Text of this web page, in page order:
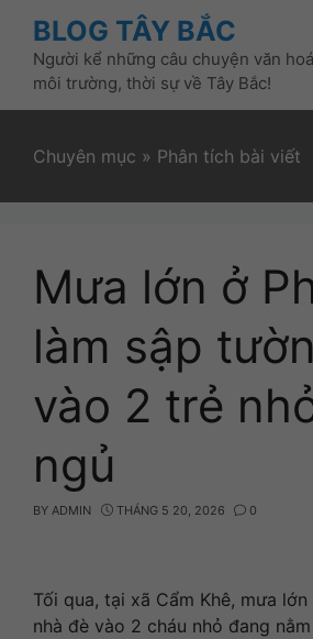
content
BLOG TÂY BẮC
Người kể những câu chuyện văn
môi trường, thời sự về Tây Bắc!
Chuyên mục » Phân tích bài viết
Mưa lớn ở
làm sập
vào 2 trẻ
ngủ
BY ADMIN THÁNG 5 20, 2026 0
Tối qua, tại xã Cẩm Khê, mưa
nhà đè vào 2 cháu nhỏ đang